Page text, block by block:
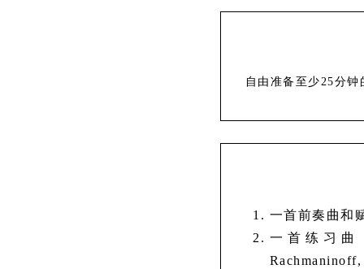
自由准备至少25分钟
一首前奏曲和
一首练习曲